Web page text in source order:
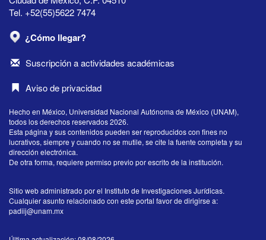
Tel. +52(55)5622 7474
¿Cómo llegar?
Suscripción a actividades académicas
Aviso de privacidad
Hecho en México, Universidad Nacional Autónoma de México (UNAM),
todos los derechos reservados 2026.
Esta página y sus contenidos pueden ser reproducidos con fines no
lucrativos, siempre y cuando no se mutile, se cite la fuente completa y su
dirección electrónica.
De otra forma, requiere permiso previo por escrito de la institución.
Sitio web administrado por el Instituto de Investigaciones Jurídicas.
Cualquier asunto relacionado con este portal favor de dirigirse a:
padiij@unam.mx